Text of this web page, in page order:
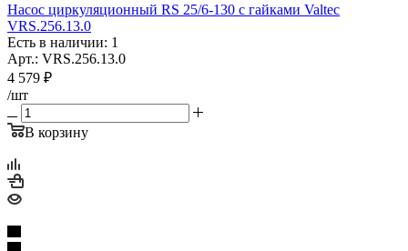
Насос циркуляционный RS 25/6-130 с гайками Valtec
VRS.256.13.0
Есть в наличии: 1
Арт.: VRS.256.13.0
4 579 ₽
/шт
В корзину